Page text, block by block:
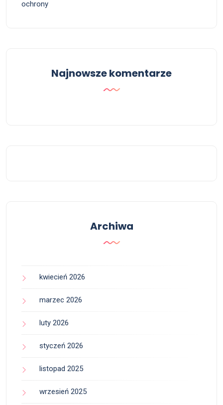
ochrony
Najnowsze komentarze
Archiwa
kwiecień 2026
marzec 2026
luty 2026
styczeń 2026
listopad 2025
wrzesień 2025